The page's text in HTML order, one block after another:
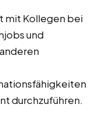
mit Kollegen bei
und
durchzuführen.